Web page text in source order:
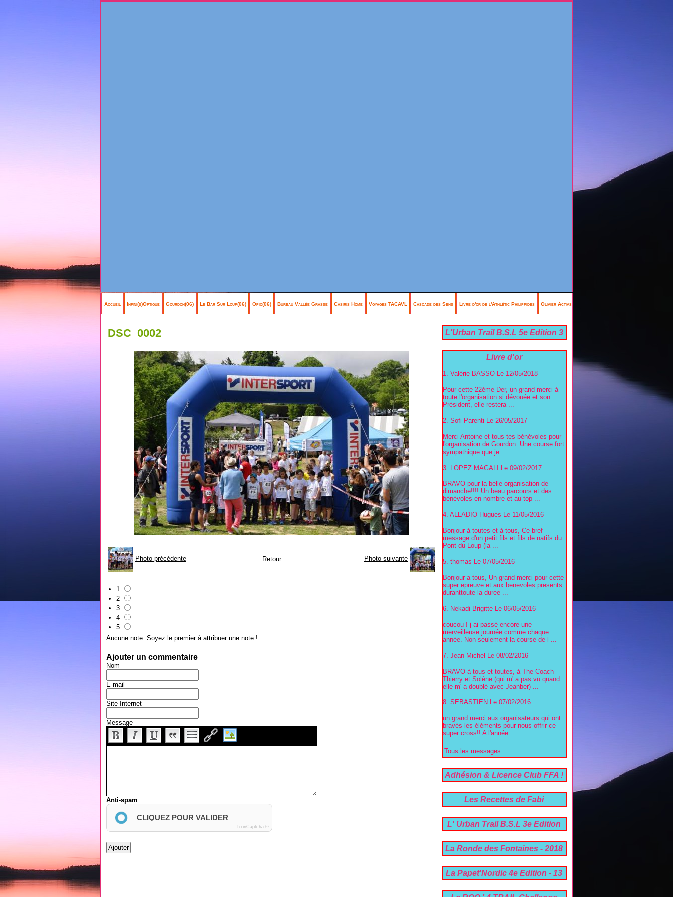
Accueil Infini(s)Optique Gourdon(06) Le Bar Sur Loup(06) Opio(06) Bureau Vallée Grasse Casiris Home Voyages TACAVL Cascade des Sens Livre d'or de l'Athlétic Philippides Olivier Activsports Antibes
L'Urban Trail B.S.L 5e Edition 3
Livre d'or
1. Valérie BASSO Le 12/05/2018
Pour cette 22éme Der, un grand merci à
toute l'organisation si dévouée et son
Président, elle restera ...
2. Sofi Parenti Le 26/05/2017
Merci Antoine et tous tes bénévoles pour
l'organisation de Gourdon. Une course fort
sympathique que je ...
3. LOPEZ MAGALI Le 09/02/2017
BRAVO pour la belle organisation de
dimanche!!!! Un beau parcours et des
bénévoles en nombre et au top ...
4. ALLADIO Hugues Le 11/05/2016
Bonjour à toutes et à tous, Ce bref
message d'un petit fils et fils de natifs du
Pont-du-Loup (la ...
5. thomas Le 07/05/2016
Bonjour a tous, Un grand merci pour cette
super epreuve et aux benevoles presents
duranttoute la duree ...
6. Nekadi Brigitte Le 06/05/2016
coucou ! j ai passé encore une
merveilleuse journée comme chaque
année. Non seulement la course de l ...
7. Jean-Michel Le 08/02/2016
BRAVO à tous et toutes, à The Coach
Thierry et Solène (qui m' a pas vu quand
elle m' a doublé avec Jeanber) ...
8. SEBASTIEN Le 07/02/2016
un grand merci aux organisateurs qui ont
bravés les éléments pour nous offrir ce
super cross!! A l'année ...
Tous les messages
Adhésion & Licence Club FFA !
Les Recettes de Fabi
L' Urban Trail B.S.L 3e Edition
La Ronde des Fontaines - 2018
La Papet'Nordic 4e Edition - 13
DSC_0002
Photo précédente Retour Photo suivante
1
2
3
4
5
Aucune note. Soyez le premier à attribuer une note !
Ajouter un commentaire
Nom
E-mail
Site Internet
Message
Anti-spam
CLIQUEZ POUR VALIDER
IconCaptcha ©